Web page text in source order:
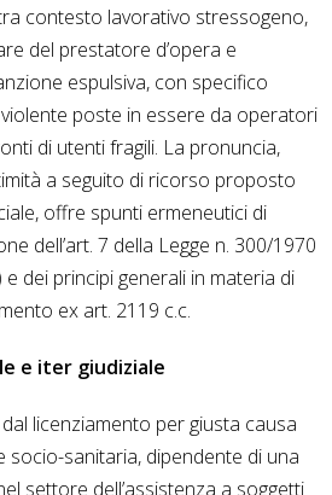
contesto lavorativo stressogeno,
del prestatore d’opera e
espulsiva, con specifico
poste in essere da operatori
di utenti fragili. La pronuncia,
a seguito di ricorso proposto
offre spunti ermeneutici di
dell’art. 7 della Legge n. 300/1970
dei principi generali in materia di
ex art. 2119 c.c.
e iter giudiziale
licenziamento per giusta causa
socio-sanitaria, dipendente di una
settore dell’assistenza a soggetti